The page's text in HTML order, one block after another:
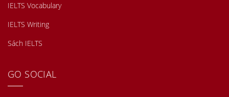
IELTS Vocabulary
IELTS Writing
Sách IELTS
GO SOCIAL